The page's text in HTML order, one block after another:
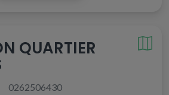
QUARTIER
0262506430